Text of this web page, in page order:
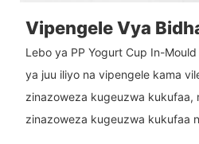
Vipengele Vya
Lebo ya PP Yogurt Cup In-
ya juu iliyo na vipengele kama
zinazoweza kugeuzwa kukufaa,
zinazoweza kugeuzwa kukufaa